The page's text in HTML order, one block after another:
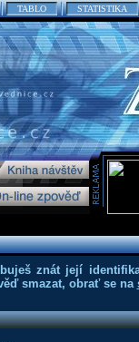
TABLO STATISTIKA
znát její
smazat, obrať se na